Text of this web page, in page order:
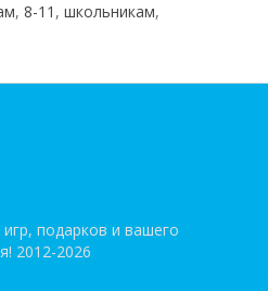
, 8-11 , школьникам,
подарков и вашего
2012-2026